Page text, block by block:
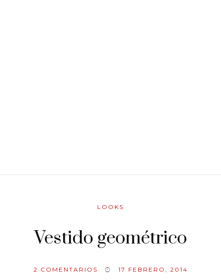
LOOKS
Vestido geométrico
2 COMENTARIOS 17 FEBRERO, 2014